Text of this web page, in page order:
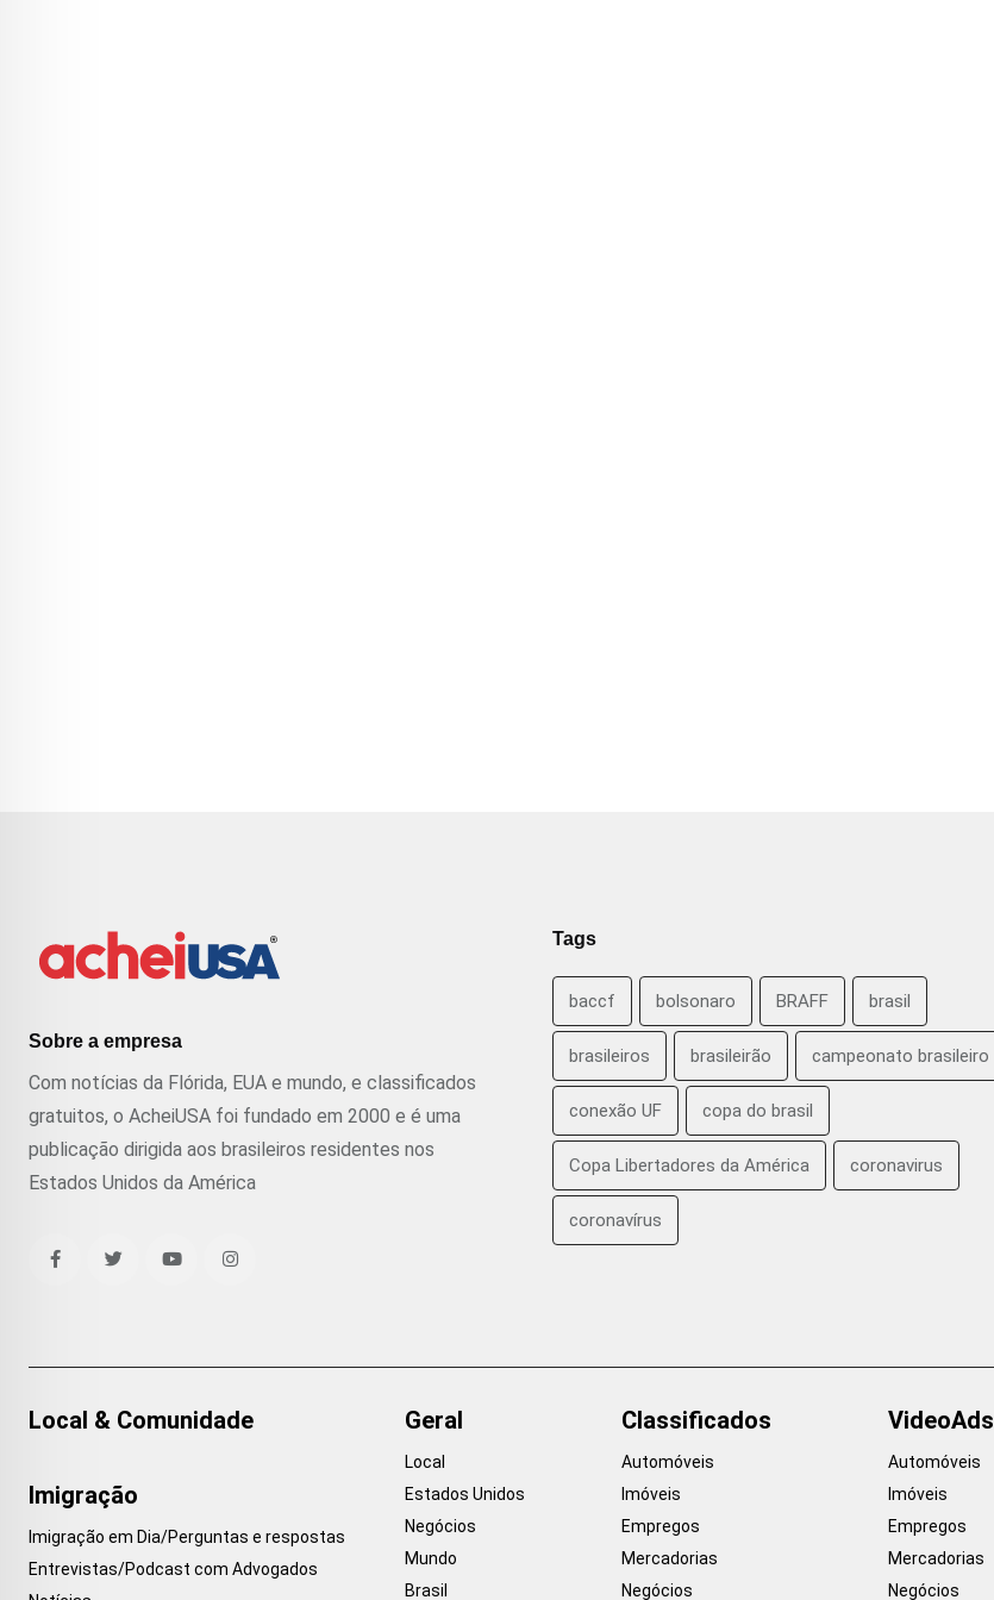
Sobre a empresa
Com notícias da Flórida, EUA e mundo, e classificados
gratuitos, o AcheiUSA foi fundado em 2000 e é uma
publicação dirigida aos brasileiros residentes nos
Estados Unidos da América
Tags
baccf bolsonaro BRAFF brasil
brasileiros brasileirão campeonato brasileiro
conexão UF copa do brasil
Copa Libertadores da América coronavirus
coronavírus
Local & Comunidade
Imigração
Imigração em Dia/Perguntas e respostas
Entrevistas/Podcast com Advogados
Geral
Local
Estados Unidos
Negócios
Mundo
Brasil
Classificados
Automóveis
Imóveis
Empregos
Mercadorias
Negócios
VideoAds
Automóveis
Imóveis
Empregos
Mercadorias
Negócios